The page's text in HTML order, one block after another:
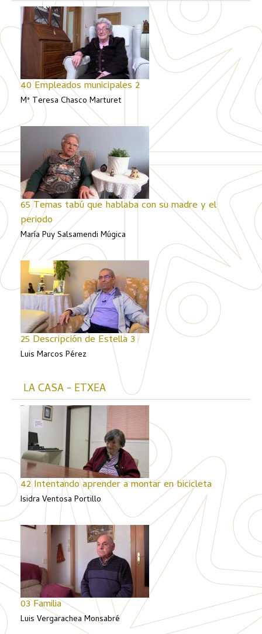
40 Empleados municipales 2
Mª Teresa Chasco Marturet
65 Temas tabú que hablaba con su madre y el
periodo
María Puy Salsamendi Múgica
25 Descripción de Estella 3
Luis Marcos Pérez
LA CASA - ETXEA
42 Intentando aprender a montar en bicicleta
Isidra Ventosa Portillo
03 Familia
Luis Vergarachea Monsabré